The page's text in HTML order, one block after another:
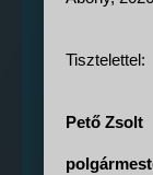
Tisztelettel:
Pető Zsolt